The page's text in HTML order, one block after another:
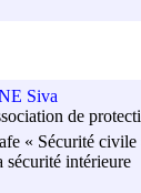
Siva
de
« Sécurité civile
sécurité intérieure